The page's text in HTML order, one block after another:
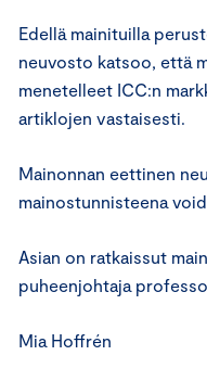
Edellä mainituilla
neuvosto katsoo, että
menetelleet ICC:n
artiklojen vastaisesti.
Mainonnan eettinen
mainostunnisteena
Asian on ratkaissut
puheenjohtaja
Mia Hoffrén